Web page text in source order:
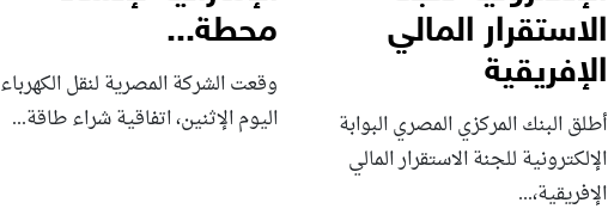
الاستقرار المالي
الإفريقية
أطلق البنك المركزي المصري البوابة
الإلكترونية للجنة الاستقرار المالي
الإفريقية،...
محطة...
وقعت الشركة المصرية لنقل الكهرباء
اليوم الإثنين، اتفاقية شراء طاقة...